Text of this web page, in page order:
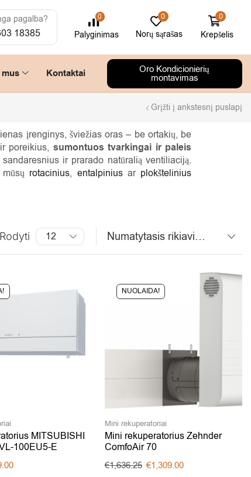
pagalba?
18385
0
Palyginimas
0
Norų sąrašas
0
Krepšelis
Kontaktai Oro Kondicionierių
montavimas
Grįžti į ankstesnį puslapį
įrenginys, šviežias oras – be ortakių, be
poreikius, sumontuos tvarkingai ir paleis
ir prarado natūralią ventiliaciją.
rotacinius, entalpiniusar plokštelinius
Rodyti
MITSUBISHI
100EU5-E
NUOLAIDA!
Mini rekuperatoriai
Mini rekuperatorius Zehnder
ComfoAir 70
€1,636.25 €1,309.00